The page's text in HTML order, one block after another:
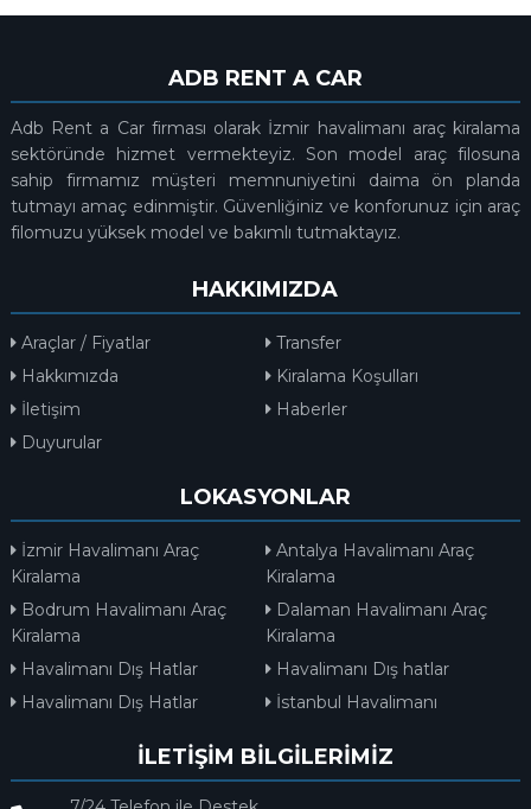
ADB RENT A CAR
Adb Rent a Car firması olarak İzmir havalimanı araç kiralama
sektöründe hizmet vermekteyiz. Son model araç filosuna
sahip firmamız müşteri memnuniyetini daima ön planda
tutmayı amaç edinmiştir. Güvenliğiniz ve konforunuz için araç
filomuzu yüksek model ve bakımlı tutmaktayız.
HAKKIMIZDA
Araçlar / Fiyatlar
Transfer
Hakkımızda
Kiralama Koşulları
İletişim
Haberler
Duyurular
LOKASYONLAR
İzmir Havalimanı Araç
Kiralama
Antalya Havalimanı Araç
Kiralama
Bodrum Havalimanı Araç
Kiralama
Dalaman Havalimanı Araç
Kiralama
Havalimanı Dış Hatlar
Havalimanı Dış hatlar
Havalimanı Dış Hatlar
İstanbul Havalimanı
İLETİŞİM BİLGİLERİMİZ